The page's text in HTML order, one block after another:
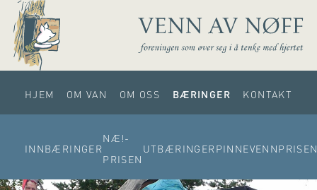
HJEM OM VAN OM OSS BÆRINGER KONTAKT
INNBÆRINGER
NÆ!-
PRISEN
UTBÆRINGER